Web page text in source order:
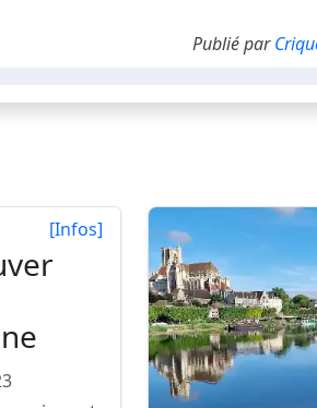
Publié par
[Infos]